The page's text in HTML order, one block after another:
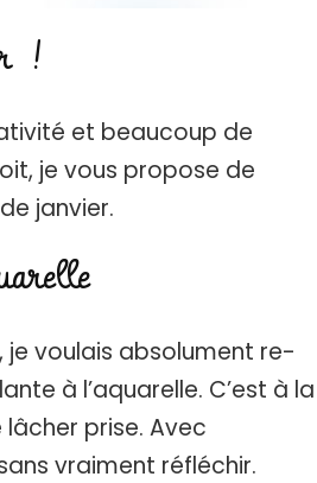
!
et beaucoup de
je vous propose de
janvier.
je voulais absolument re-
à l’aquarelle. C’est à la
prise. Avec
vraiment réfléchir.